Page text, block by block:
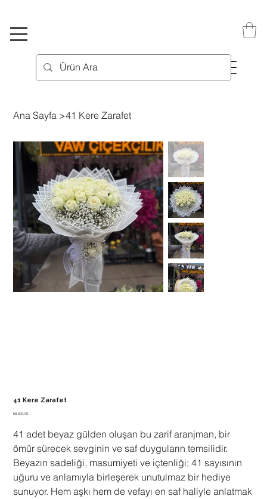
Ana Sayfa >41 Kere Zarafet
41 Kere Zarafet
Fiyat
₺8.500,00
41 adet beyaz gülden oluşan bu zarif aranjman, bir
ömür sürecek sevginin ve saf duyguların temsilidir.
Beyazın sadeliği, masumiyeti ve içtenliği; 41 sayısının
uğuru ve anlamıyla birleşerek unutulmaz bir hediye
sunuyor. Hem aşkı hem de vefayı en saf haliyle anlatmak